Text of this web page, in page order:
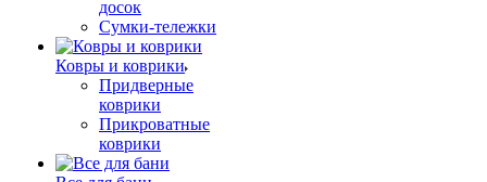
досок
Сумки-тележки
Ковры и коврики
Придверные
коврики
Прикроватные
коврики